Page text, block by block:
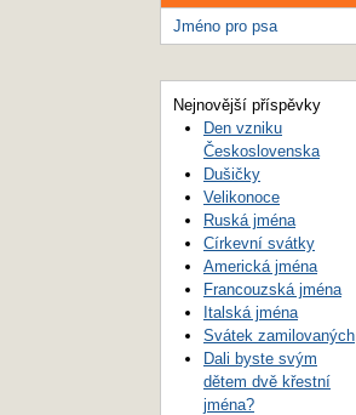
Jméno pro psa
Nejnovější příspěvky
Den vzniku
Československa
Dušičky
Velikonoce
Ruská jména
Církevní svátky
Americká jména
Francouzská jména
Italská jména
Svátek zamilovaných
Dali byste svým
dětem dvě křestní
jména?